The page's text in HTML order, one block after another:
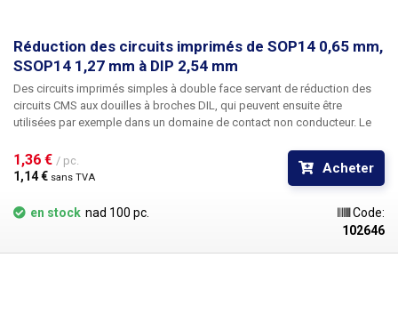
Réduction des circuits imprimés de SOP14 0,65 mm,
SSOP14 1,27 mm à DIP 2,54 mm
Des circuits imprimés simples à double face servant de réduction des
circuits CMS aux douilles à broches DIL, qui peuvent ensuite être
utilisées par exemple dans un domaine de contact non conducteur. Le
espacement des broches de 0,65 mm ou 1,27 mm à DIP14 avec un
espacement des broches de 2,54 mm. Le circuit imprimé est double
face, une face pour 0,65 mm et l'autre pour 1,27 mm. Les trous percés
contiennent les vias pour l'autre côté. Dimensions : 18x18mm Masque
1,36 € / pc.
1,14 € sans TVA
Acheter
en stock nad 100 pc.
Code:
102646